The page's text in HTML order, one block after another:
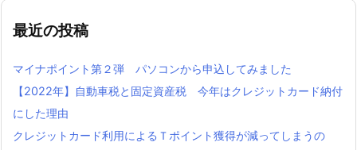
最近の投稿
マイナポイント第２弾 パソコンから申込してみました
【2022年】自動車税と固定資産税 今年はクレジットカード納付
にした理由
クレジットカード利用によるＴポイント獲得が減ってしまうの